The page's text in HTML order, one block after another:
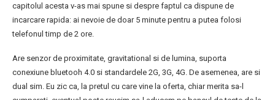
capitolul acesta v-as mai spune si despre faptul ca dispune de
incarcare rapida: ai nevoie de doar 5 minute pentru a putea folosi
telefonul timp de 2 ore.
Are senzor de proximitate, gravitational si de lumina, suporta
conexiune bluetooh 4.0 si standardele 2G, 3G, 4G. De asemenea, are si
dual sim. Eu zic ca, la pretul cu care vine la oferta, chiar merita sa-l